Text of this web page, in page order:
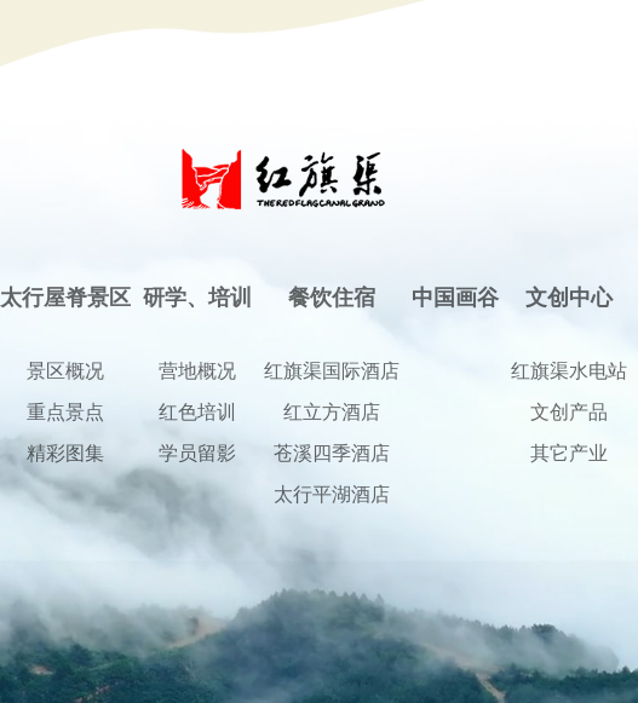
太行屋脊景区
景区概况
重点景点
精彩图集
研学、培训
营地概况
红色培训
学员留影
餐饮住宿
红旗渠国际酒店
红立方酒店
苍溪四季酒店
太行平湖酒店
中国画谷 文创中心
红旗渠水电站
文创产品
其它产业